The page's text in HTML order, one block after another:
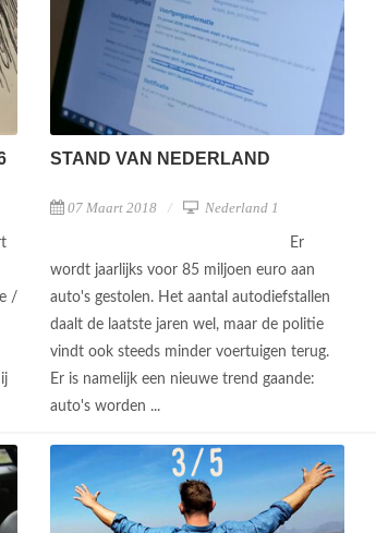
/
STAND VAN NEDERLAND
07 Maart 2018 Nederland 1
Er
wordt jaarlijks voor 85 miljoen euro aan
auto's gestolen. Het aantal autodiefstallen
daalt de laatste jaren wel, maar de politie
vindt ook steeds minder voertuigen terug.
Er is namelijk een nieuwe trend gaande:
auto's worden ...